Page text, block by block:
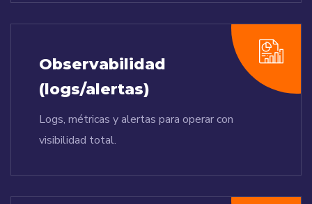
Observabilidad
(logs/alertas)
Logs, métricas y alertas para operar con
visibilidad total.